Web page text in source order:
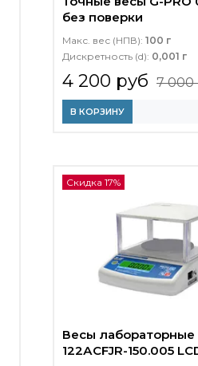
без поверки
Макс. вес (НПВ): 100 г
Дискретность (d): 0,001 г
4 200 руб 7 000
В КОРЗИНУ
Скидка 17%
Весы лабораторные
122АCFJR-150.005